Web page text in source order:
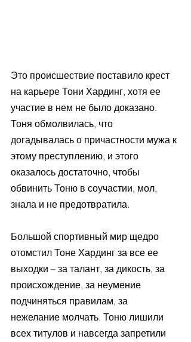
Это происшествие поставило крест
на карьере Тони Хардинг, хотя ее
участие в нем не было доказано.
Тоня обмолвилась, что
догадывалась о причастности мужа к
этому преступлению, и этого
оказалось достаточно, чтобы
обвинить Тоню в соучастии, мол,
знала и не предотвратила.
Большой спортивный мир щедро
отомстил Тоне Хардинг за все ее
выходки – за талант, за дикость, за
происхождение, за неумение
подчиняться правилам, за
нежелание молчать. Тоню лишили
всех титулов и навсегда запретили